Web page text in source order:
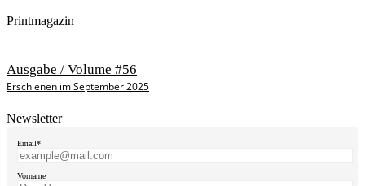
Printmagazin
Ausgabe / Volume #56
Erschienen im September 2025
Newsletter
Email*
Vorname